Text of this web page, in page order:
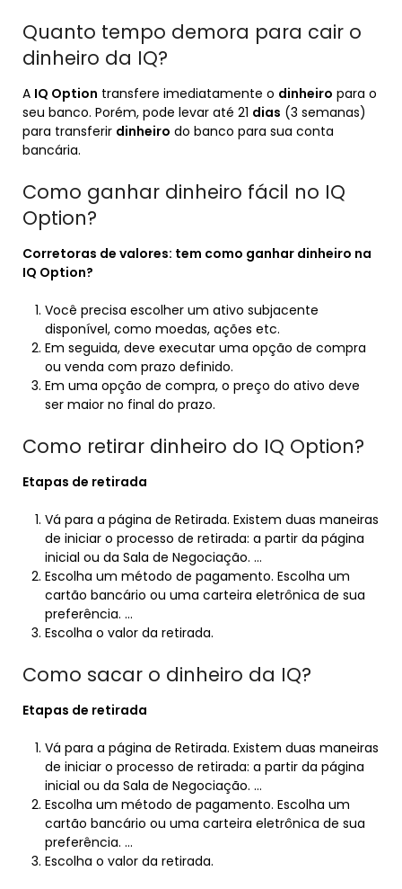
Quanto tempo demora para cair o
dinheiro da IQ?
A IQ Option transfere imediatamente o dinheiro para o
seu banco. Porém, pode levar até 21 dias (3 semanas)
para transferir dinheiro do banco para sua conta
bancária.
Como ganhar dinheiro fácil no IQ
Option?
Corretoras de valores: tem como ganhar dinheiro na
IQ Option?
Você precisa escolher um ativo subjacente
disponível, como moedas, ações etc.
Em seguida, deve executar uma opção de compra
ou venda com prazo definido.
Em uma opção de compra, o preço do ativo deve
ser maior no final do prazo.
Como retirar dinheiro do IQ Option?
Etapas de retirada
Vá para a página de Retirada. Existem duas maneiras
de iniciar o processo de retirada: a partir da página
inicial ou da Sala de Negociação. …
Escolha um método de pagamento. Escolha um
cartão bancário ou uma carteira eletrônica de sua
preferência. …
Escolha o valor da retirada.
Como sacar o dinheiro da IQ?
Etapas de retirada
Vá para a página de Retirada. Existem duas maneiras
de iniciar o processo de retirada: a partir da página
inicial ou da Sala de Negociação. …
Escolha um método de pagamento. Escolha um
cartão bancário ou uma carteira eletrônica de sua
preferência. …
Escolha o valor da retirada.